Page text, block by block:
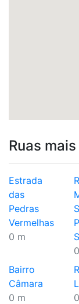
Ruas
Estrada
das
Pedras
Vermelhas
0 m
Bairro
Câmara
0 m